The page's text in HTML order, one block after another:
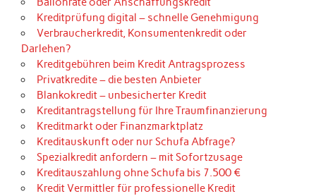
Kreditprüfung digital – schnelle Genehmigung
Verbraucherkredit, Konsumentenkredit oder
Darlehen?
Kreditgebühren beim Kredit Antragsprozess
Privatkredite – die besten Anbieter
Blankokredit – unbesicherter Kredit
Kreditantragstellung für Ihre Traumfinanzierung
Kreditmarkt oder Finanzmarktplatz
Kreditauskunft oder nur Schufa Abfrage?
Spezialkredit anfordern – mit Sofortzusage
Kreditauszahlung ohne Schufa bis 7.500 €
Kredit Vermittler für professionelle Kredit